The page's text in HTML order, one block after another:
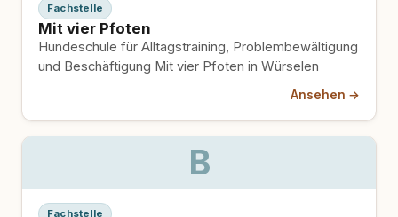
Fachstelle
Mit vier Pfoten
Hundeschule für Alltagstraining, Problembewältigung
und Beschäftigung Mit vier Pfoten in Würselen
Ansehen →
B
Fachstelle